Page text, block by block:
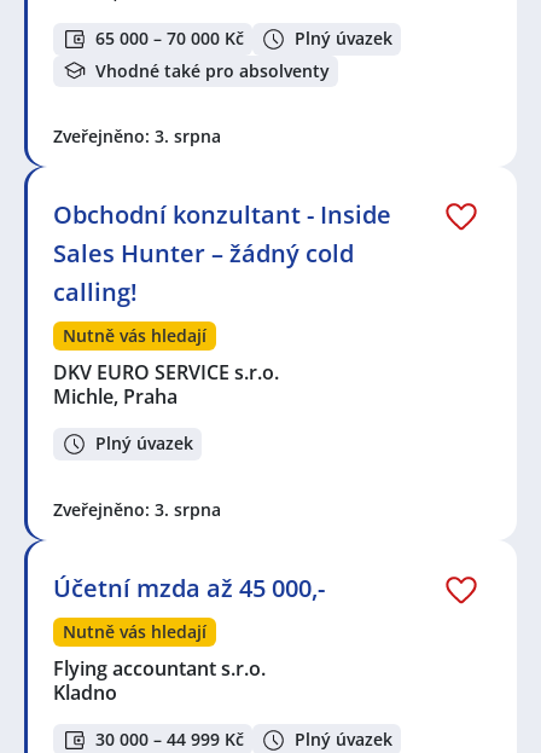
65 000 – 70 000 Kč
Plný úvazek
Vhodné také pro absolventy
Zveřejněno: 3. srpna
Obchodní konzultant - Inside
Sales Hunter – žádný cold
calling!
Nutně vás hledají
DKV EURO SERVICE s.r.o.
Michle, Praha
Plný úvazek
Zveřejněno: 3. srpna
Účetní mzda až 45 000,-
Nutně vás hledají
Flying accountant s.r.o.
Kladno
30 000 – 44 999 Kč
Plný úvazek